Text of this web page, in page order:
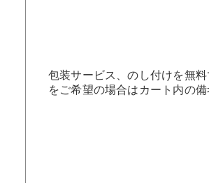
包装サービス、のし付けを無
をご希望の場合はカート内の